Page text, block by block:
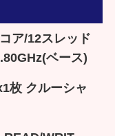
ア/12スレッド
ベース)
枚 クルーシャ